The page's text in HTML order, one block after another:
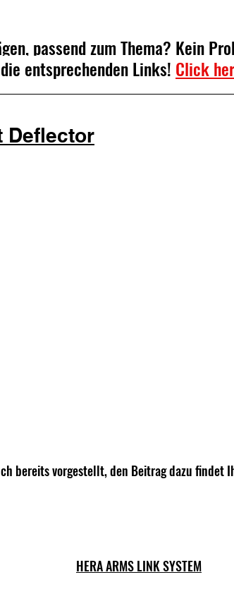
passend zum Thema? Kein
entsprechenden Links! Click
Deflector
bereits vorgestellt, den Beitrag dazu findet
HERA ARMS LINK SYSTEM